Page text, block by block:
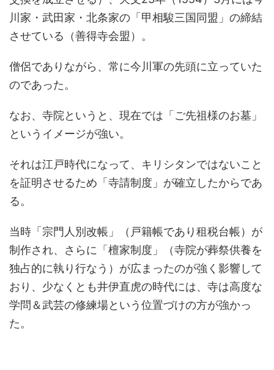
川家・武田家・北条家の「甲相駿三国同盟」の締結
させている（善得寺会盟）。
僧侶でありながら、常に今川軍の先頭に立っていた
のであった。
なお、寺院というと、現在では「ご先祖様のお墓」
というイメージが強い。
それは江戸時代になって、キリシタンではないこと
を証明させるため「寺請制度」が確立したからであ
る。
当時「宗門人別改帳」（戸籍帳であり租税台帳）が
制作され、さらに「檀家制度」（寺院が葬祭供養を
独占的に執り行なう）が広まったのが強く影響して
おり、少なくとも井伊直虎の時代には、寺は高度な
学問＆武芸の修練場という位置づけの方が強かっ
た。